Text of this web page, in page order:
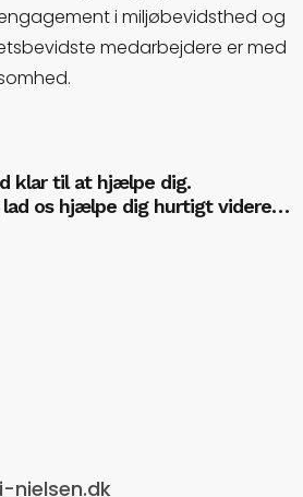
i miljøbevidsthed og
medarbejdere er med
klar til at hjælpe dig.
lad os hjælpe dig hurtigt videre…
nielsen.dk